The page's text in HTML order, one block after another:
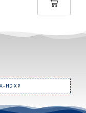
HD XP